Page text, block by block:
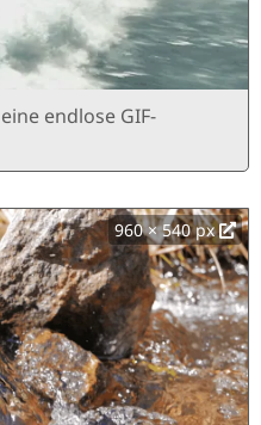
endlose GIF-
960 × 540 px